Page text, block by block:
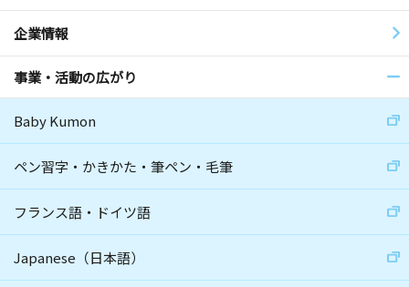
企業情報
事業・活動の広がり
Baby Kumon
ペン習字・かきかた・筆ペン・毛筆
フランス語・ドイツ語
Japanese（日本語）